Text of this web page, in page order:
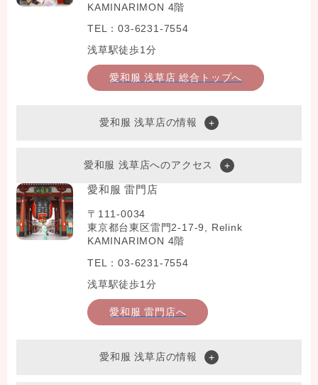
KAMINARIMON 4階
TEL：03-6231-7554
浅草駅徒歩1分
愛和服 浅草店 総合トップへ
愛和服 浅草店の情報
愛和服 浅草店へのアクセス
愛和服 雷門店
〒111-0034
東京都台東区雷門2-17-9, Relink
KAMINARIMON 4階
TEL：03-6231-7554
浅草駅徒歩1分
愛和服 雷門店へ
愛和服 浅草店の情報